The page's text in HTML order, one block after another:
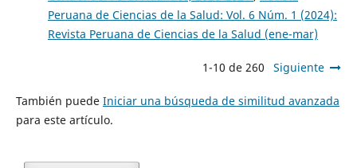
Peruana de Ciencias de la Salud: Vol. 6 Núm. 1 (2024):
Revista Peruana de Ciencias de la Salud (ene-mar)
1-10 de 260 Siguiente
También puede Iniciar una búsqueda de similitud avanzada
para este artículo.